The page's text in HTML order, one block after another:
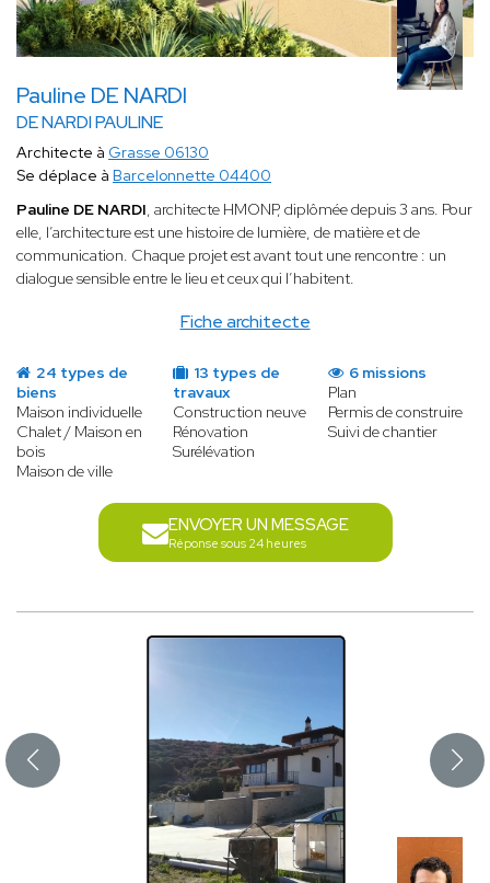
Pauline DE NARDI
DE NARDI PAULINE
Fiche architecte
Architecte à Grasse 06130
Se déplace à Barcelonnette 04400
Pauline DE NARDI, architecte HMONP, diplômée depuis 3 ans. Pour
elle, l’architecture est une histoire de lumière, de matière et de
communication. Chaque projet est avant tout une rencontre : un
dialogue sensible entre le lieu et ceux qui l’habitent.
24 types de
biens
Maison individuelle
Chalet / Maison en
bois
Maison de ville
13 types de
travaux
Construction neuve
Rénovation
Surélévation
6 missions
Plan
Permis de construire
Suivi de chantier
ENVOYER UN MESSAGE
Réponse sous 24 heures